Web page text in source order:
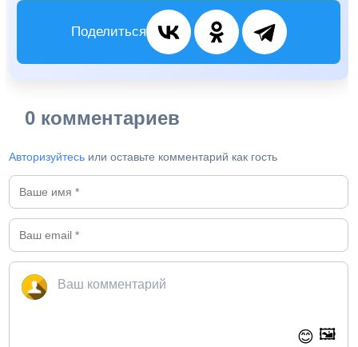
Поделиться
0 комментариев
Авторизуйтесь или оставьте комментарий как гость
😊 🖼️